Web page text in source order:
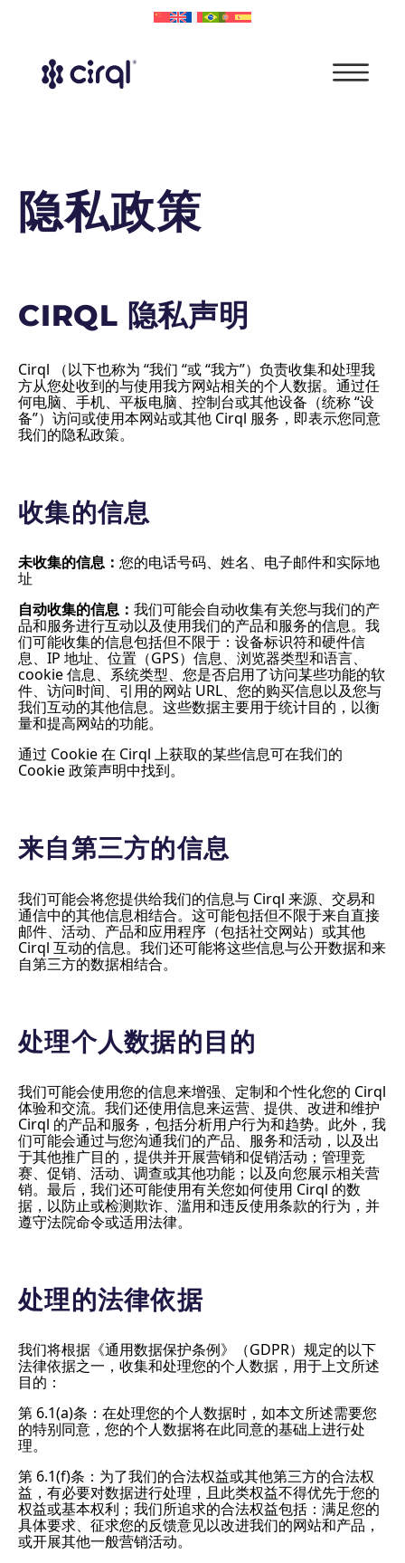
隐私政策
CIRQL 隐私声明
Cirql （以下也称为 “我们 “或 “我方”）负责收集和处理我
方从您处收到的与使用我方网站相关的个人数据。通过任
何电脑、手机、平板电脑、控制台或其他设备（统称 “设
备”）访问或使用本网站或其他 Cirql 服务，即表示您同意
我们的隐私政策。
收集的信息
未收集的信息： 您的电话号码、姓名、电子邮件和实际地
址
自动收集的信息： 我们可能会自动收集有关您与我们的产
品和服务进行互动以及使用我们的产品和服务的信息。我
们可能收集的信息包括但不限于：设备标识符和硬件信
息、IP 地址、位置（GPS）信息、浏览器类型和语言、
cookie 信息、系统类型、您是否启用了访问某些功能的软
件、访问时间、引用的网站 URL、您的购买信息以及您与
我们互动的其他信息。这些数据主要用于统计目的，以衡
量和提高网站的功能。
通过 Cookie 在 Cirql 上获取的某些信息可在我们的
Cookie 政策声明中找到。
来自第三方的信息
我们可能会将您提供给我们的信息与 Cirql 来源、交易和
通信中的其他信息相结合。这可能包括但不限于来自直接
邮件、活动、产品和应用程序（包括社交网站）或其他
Cirql 互动的信息。我们还可能将这些信息与公开数据和来
自第三方的数据相结合。
处理个人数据的目的
我们可能会使用您的信息来增强、定制和个性化您的 Cirql
体验和交流。我们还使用信息来运营、提供、改进和维护
Cirql 的产品和服务，包括分析用户行为和趋势。此外，我
们可能会通过与您沟通我们的产品、服务和活动，以及出
于其他推广目的，提供并开展营销和促销活动；管理竞
赛、促销、活动、调查或其他功能；以及向您展示相关营
销。最后，我们还可能使用有关您如何使用 Cirql 的数
据，以防止或检测欺诈、滥用和违反使用条款的行为，并
遵守法院命令或适用法律。
处理的法律依据
我们将根据《通用数据保护条例》（GDPR）规定的以下
法律依据之一，收集和处理您的个人数据，用于上文所述
目的：
第 6.1(a)条：在处理您的个人数据时，如本文所述需要您
的特别同意，您的个人数据将在此同意的基础上进行处
理。
第 6.1(f)条：为了我们的合法权益或其他第三方的合法权
益，有必要对数据进行处理，且此类权益不得优先于您的
权益或基本权利；我们所追求的合法权益包括：满足您的
具体要求、征求您的反馈意见以改进我们的网站和产品，
或开展其他一般营销活动。